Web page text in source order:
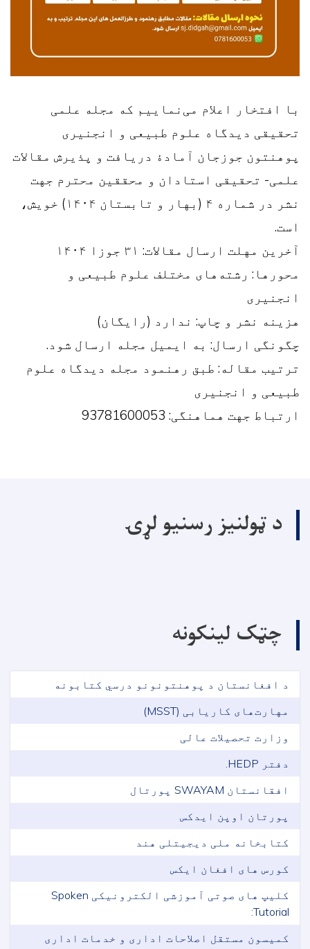
با افتخار اعلام می‌نماییم که مجله علمی
تحقیقی دیدگاه علوم طبیعی و انجنیری
پوهنتون جوزجان آمادۀ دریافت و پذیرش مقالات
علمی- تحقیقی استادان و محققین محترم جهت
نشر در شماره ۴ (بهار و تابستان ۱۴۰۴) خویش،
است.
آخرین مهلت ارسال مقالات: ۳۱ جوزا ۱۴۰۴
محورها: رشته‌های مختلف علوم طبیعی و
انجنیری
هزینه نشر و چاپ: ندارد (رایگان)
چگونگی ارسال: به ایمیل مجله ارسال شود.
ترتیب مقاله: طبق رهنمود مجله دیدگاه علوم
طبیعی و انجنیری
ارتباط جهت هماهنگی: 93781600053
د ټولنیز رسنیو لړۍ
چټک لینکونه
د افغانستان د پوهنتونونو درسي کتابونه
مهارت‌های کاریابی (MSST)
وزارت تحصیلات عالی
دفتر HEDP.
افقانستان SWAYAM پورتال
پورتان اوپن ایدکس
کتابخانه ملی دیجیتلی هند
کورس های افغان ایکس
کلیپ های صوتی آموزشی الکترونیکی Spoken
Tutorial:
کمیسون مستقل اصلاحات اداری و خدمات اداری